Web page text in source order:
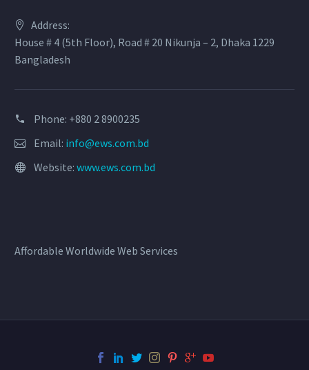
Address:
House # 4 (5th Floor), Road # 20 Nikunja – 2, Dhaka 1229
Bangladesh
Phone: +880 2 8900235
Email: info@ews.com.bd
Website: www.ews.com.bd
Affordable Worldwide Web Services